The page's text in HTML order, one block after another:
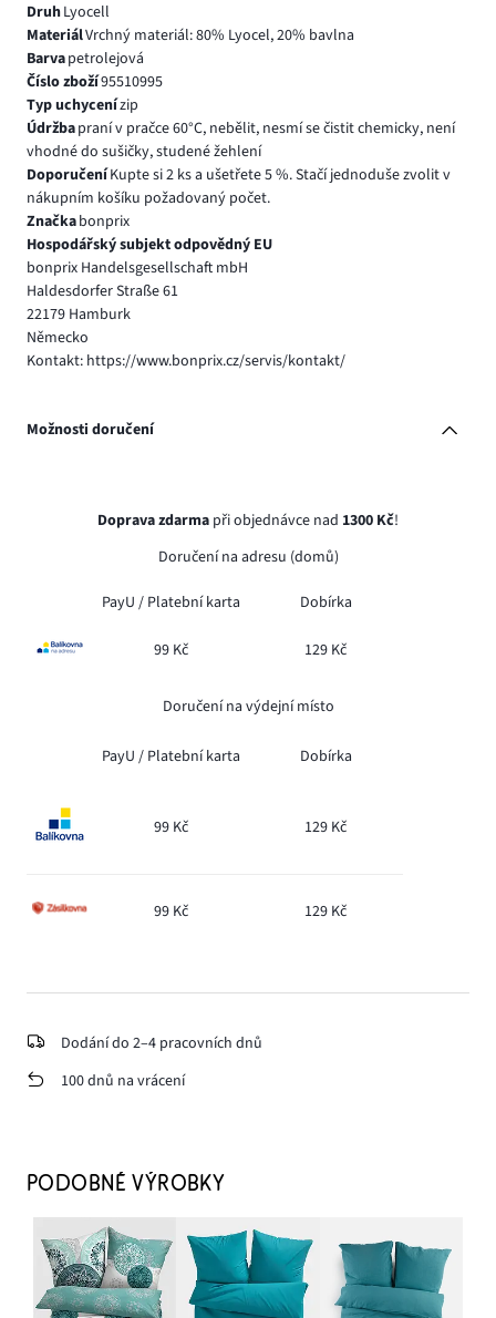
DruhLyocell
MateriálVrchný materiál: 80% Lyocel, 20% bavlna
Barvapetrolejová
Číslo zboží95510995
Typ uchycenízip
Údržbapraní v pračce 60°C, nebělit, nesmí se čistit chemicky, není
vhodné do sušičky, studené žehlení
DoporučeníKupte si 2 ks a ušetřete 5 %. Stačí jednoduše zvolit v
nákupním košíku požadovaný počet.
Značkabonprix
Hospodářský subjekt odpovědný EU
bonprix Handelsgesellschaft mbH
Haldesdorfer Straße 61
22179 Hamburk
Německo
Kontakt: https://www.bonprix.cz/servis/kontakt/
Možnosti doručení
Doprava zdarma při objednávce nad 1300 Kč!
Doručení na adresu (domů)
PayU / Platební karta Dobírka
99 Kč 129 Kč
Doručení na výdejní místo
PayU / Platební karta Dobírka
99 Kč 129 Kč
99 Kč 129 Kč
Dodání do 2–4 pracovních dnů
100 dnů na vrácení
PODOBNÉ VÝROBKY